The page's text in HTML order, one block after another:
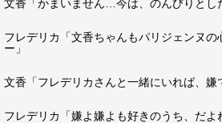
文香「かまいません…今は、のんびりとし
フレデリカ「文香ちゃんもパリジェンヌの
ー」
文香「フレデリカさんと一緒にいれば、嫌
フレデリカ「嫌よ嫌よも好きのうち、だよ